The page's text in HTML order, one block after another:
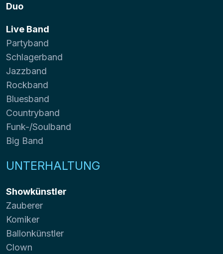
Duo
Live Band
Partyband
Schlagerband
Jazzband
Rockband
Bluesband
Countryband
Funk-/Soulband
Big Band
UNTERHALTUNG
Showkünstler
Zauberer
Komiker
Ballonkünstler
Clown